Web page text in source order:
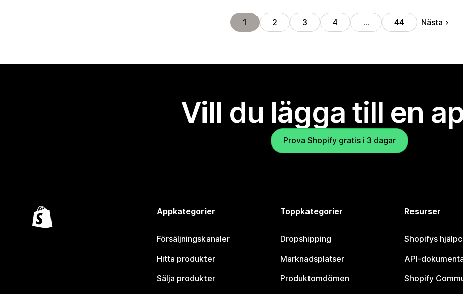
1 2 3 4 … 44 Nästa
Vill du lägga till en
Prova Shopify gratis i 3 dagar
Appkategorier
Försäljningskanaler
Hitta produkter
Sälja produkter
Toppkategorier
Dropshipping
Marknadsplatser
Produktomdömen
Resurser
Shopifys
API-
Shopify